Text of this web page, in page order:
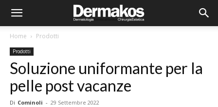
Home Prodotti
Prodotti
Soluzione uniformante per la
pelle post vacanze
Di Cominoli - 29 Settembre 2022